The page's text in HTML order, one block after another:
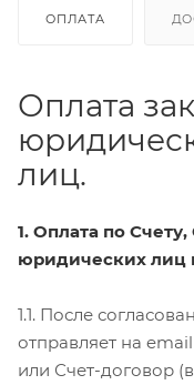
ОПЛАТА
Оплата
лиц.
1. Оплата по
юридических лиц
1.1. После
отправляет на
или Счет-договор